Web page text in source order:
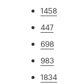
1458
447
698
983
1834